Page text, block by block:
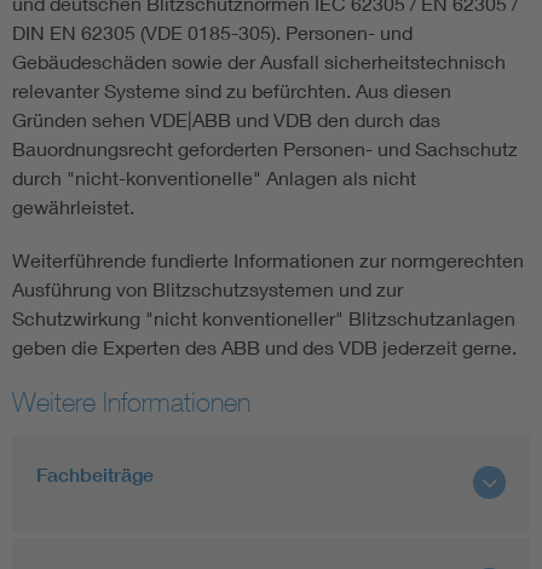
DIN EN 62305 (VDE 0185-305). Personen- und
Gebäudeschäden sowie der Ausfall sicherheitstechnisch
relevanter Systeme sind zu befürchten. Aus diesen
Gründen sehen VDE|ABB und VDB den durch das
Bauordnungsrecht geforderten Personen- und Sachschutz
durch "nicht-konventionelle" Anlagen als nicht
gewährleistet.
Weiterführende fundierte Informationen zur normgerechten
Ausführung von Blitzschutzsystemen und zur
Schutzwirkung "nicht konventioneller" Blitzschutzanlagen
geben die Experten des ABB und des VDB jederzeit gerne.
Weitere Informationen
Fachbeiträge